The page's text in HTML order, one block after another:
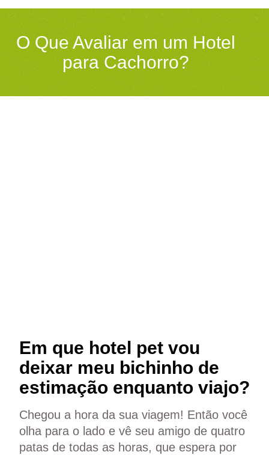
O Que Avaliar em um Hotel
para Cachorro?
Em que hotel pet vou
deixar meu bichinho de
estimação enquanto viajo?
Chegou a hora da sua viagem! Então você
olha para o lado e vê seu amigo de quatro
patas de todas as horas, que espera por